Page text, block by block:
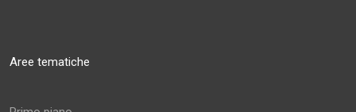
Aree tematiche